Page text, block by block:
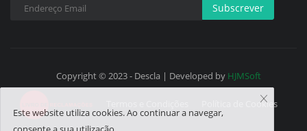
Subscrever
Copyright © 2023 - Descla | Developed by HJMSoft
Política de Cookies
Este website utiliza cookies. Ao continuar a navegar,